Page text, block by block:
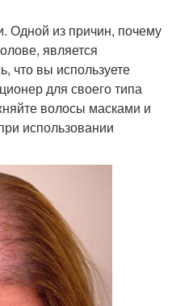
Одной из причин, почему
является
что вы используете
для своего типа
волосы масками и
использовании